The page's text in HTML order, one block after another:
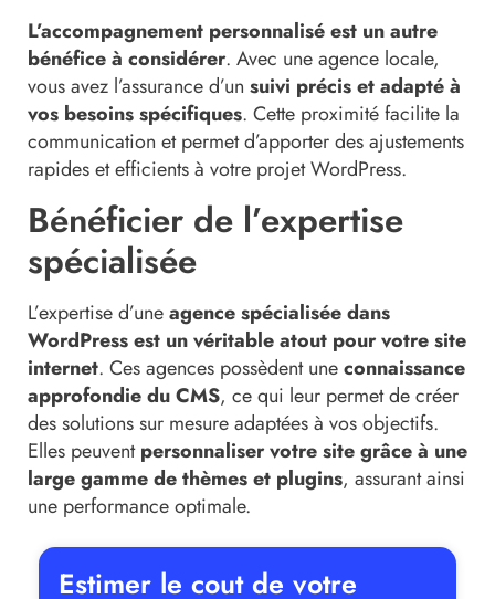
L’accompagnement personnalisé est un autre
bénéfice à considérer. Avec une agence locale,
vous avez l’assurance d’un suivi précis et adapté à
vos besoins spécifiques. Cette proximité facilite la
communication et permet d’apporter des ajustements
rapides et efficients à votre projet WordPress.
Bénéficier de l’expertise
spécialisée
L’expertise d’uneagence spécialisée dans
WordPress est un véritable atout pour votre site
internet. Ces agences possèdent uneconnaissance
approfondie du CMS, ce qui leur permet de créer
des solutions sur mesure adaptées à vos objectifs.
Elles peuventpersonnaliser votre site grâce à une
large gamme de thèmes et plugins, assurant ainsi
une performance optimale.
Estimer le cout de votre